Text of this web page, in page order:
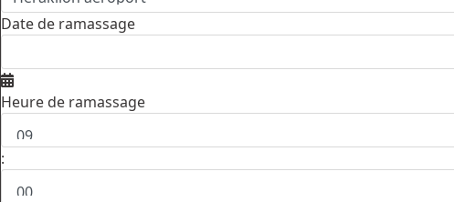
Date de ramassage
Heure de ramassage
: